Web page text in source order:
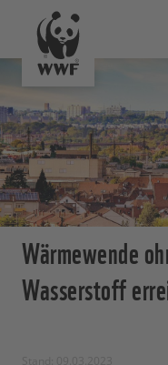
Wärmewende
Wasserstoff